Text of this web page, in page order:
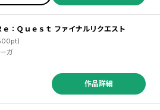
：Ｑｕｅｓｔ ファイナルリクエスト
ューガ
作品詳細